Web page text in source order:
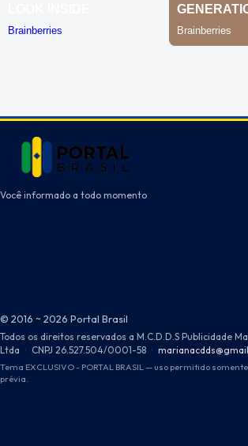
Você informado a todo momento
© 2016 ~ 2026 Portal Brasil
Todos os direitos reservados a M.C.D.D.S Publicidade
Ltda · CNPJ 26.527.504/0001-58 ·
Tema EXCLUSIVO - PORTAL BRASIL — uso permitido
prévia.